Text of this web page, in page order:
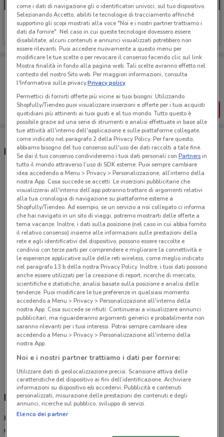
Idea bellezza
Scade il 23/08
Porta DoveConviene sempre con te!
Puoi trovare le migliori offerte dei negozi vicino a te,
salvarle e creare la tua lista del risparmio, comodamente
SCARICA L’APP
Negozi Idea bellezza nelle vicinanze
Piazza Bologna, 53/54 Roma
5.9 km
APERTO
Via Tiburtina, 373 Roma
7.2 km
Via D.Nicodemi,99 Roma
8.3 km
Via Tuscolana, 1008 Roma
11.4 km
APERTO
Via Bernardino Alimena,111 Roma
15.8 km
Tutti i negozi Idea bellezza
Idea bellezza, offerte e negozi
Idea Bellezzaè una catena di profumerie presente con i suoi
numerosi punti vendita in Abruzzo, Basilicata, Calabria, Campania,
come i dati di navigazione gli o identificatori univoci, sul tuo dispositivo.
Selezionando Accetto, abiliti le tecnologie di tracciamento affinché
supportino gli scopi mostrati alla voce "Noi e i nostri partner trattiamo i
dati da fornire". Nel caso in cui queste tecnologie dovessero essere
disabilitate, alcuni contenuti e annunci visualizzati potrebbero non
essere rilevanti. Puoi accedere nuovamente a questo menu per
modificare le tue scelte o per revocare il consenso facendo clic sul link
Mostra finalità in fondo alla pagina web. Tali scelte avranno effetto nel
contesto del nostro Sito web. Per maggiori informazioni, consulta
l'Informativa sulla privacy.Privacy policy
Permettici di fornirti offerte più vicine ai tuoi bisogni: Utilizzando
Shopfully/Tiendeo puoi visualizzare inserzioni e offerte per i tuoi acquisti
quotidiani più attinenti ai tuoi gusti e al tuo mondo. Tutto questo è
possibile grazie ad una serie di strumenti e analisi effettuate in base alle
tue attività all'interno dell'applicazione e sulle piattaforme collegate,
come indicato nel paragrafo 2 della Privacy Policy. Per fare questo,
abbiamo bisogno del tuo consenso sull'uso dei dati raccolti a tale fine.
Se dai il tuo consenso condivideremo i tuoi dati personali conPartnersin
tutto il mondo attraverso l’uso di SDK esterne. Puoi sempre cambiare
idea accedendo a Menu > Privacy > Personalizzazione, all’interno della
nostra App. Cosa succede se accetti: Le inserzioni pubblicitarie che
visualizzerai all'interno dell’app potranno trattare di argomenti relativi
alla tua cronologia di navigazione su piattaforme esterne a
Shopfully/Tiendeo. Ad esempio, se un servizio a noi collegato ci informa
che hai navigato in un sito di viaggi, potremo mostrarti delle offerte a
tema vacanze. Inoltre, i dati sulla posizione (nel caso in cui abbia fornito
il relativo consenso) insieme alle informazioni sulle prestazioni della
rete e agli identificativi del dispositivo, possono essere raccolte e
condivisi con terze parti per comprendere e migliorare la connettività e
le esperienze applicative sulle delle reti wireless, come meglio indicato
nel paragrafo 13.b della nostra Privacy Policy. Inoltre, i tuoi dati possono
anche essere utilizzati per la creazione di report, ricerche di mercato,
scientifiche e statistiche, analisi basate sulla posizione e analisi delle
tendenze. Puoi modificare le tue preferenze in qualsiasi momento
accedendo a Menu > Privacy > Personalizzazione all'interno della
nostra App. Cosa succede se rifiuti: Continuerai a visualizzare annunci
pubblicitari, ma riguarderanno argomenti generici e probabilmente non
saranno rilevanti per i tuoi interessi. Potrai sempre cambiare idea
accedendo a Menu > Privacy > Personalizzazione all'interno della
nostra App.
Noi e i nostri partner trattiamo i dati per fornire:
Utilizzare dati di geolocalizzazione precisi. Scansione attiva delle
caratteristiche del dispositivo ai fini dell’identificazione. Archiviare
informazioni su dispositivo e/o accedervi. Pubblicità e contenuti
personalizzati, misurazione delle prestazioni dei contenuti e degli
annunci, ricerche sul pubblico, sviluppo di servizi.
Elenco dei partner